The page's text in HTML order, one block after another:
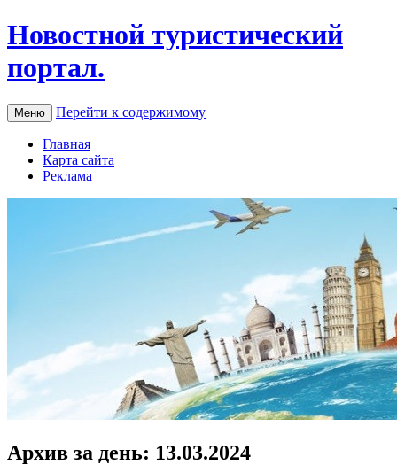
Новостной туристический
портал.
Меню Перейти к содержимому
Главная
Карта сайта
Реклама
Архив за день: 13.03.2024